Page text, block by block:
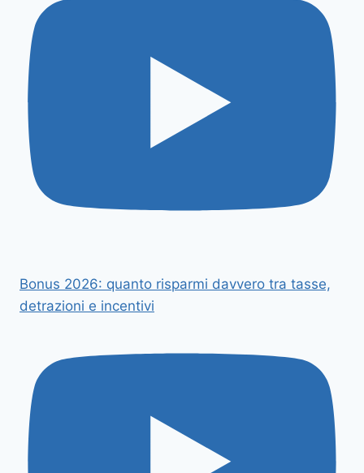
Bonus 2026: quanto risparmi davvero tra tasse,
detrazioni e incentivi